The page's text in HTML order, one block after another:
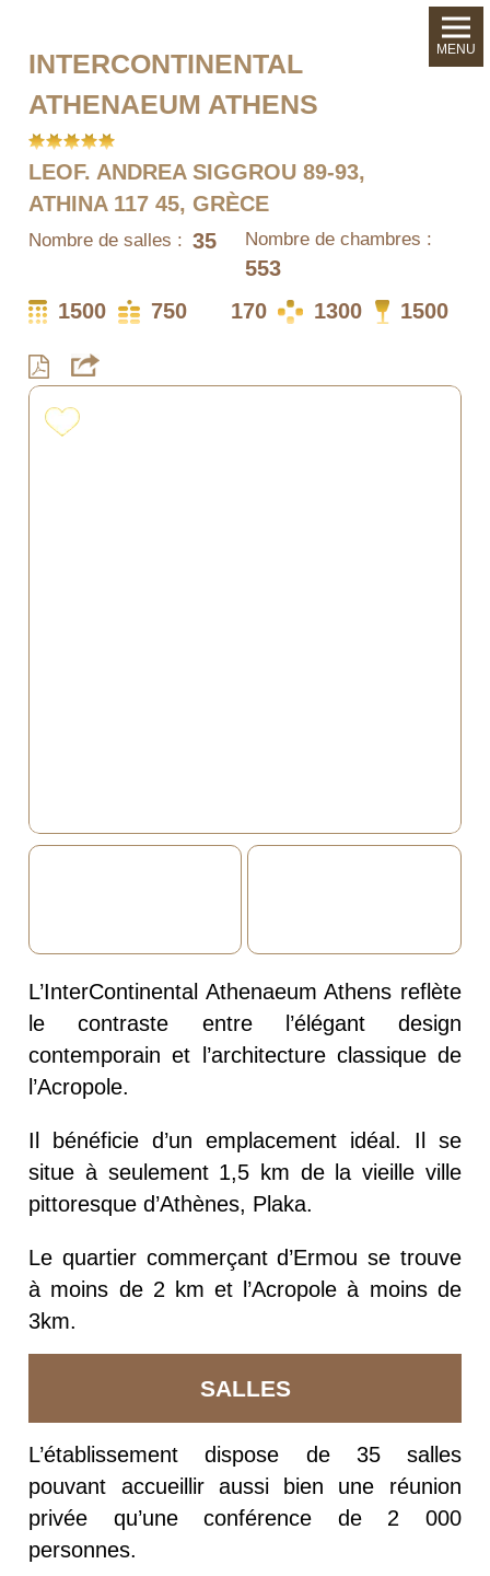
INTERCONTINENTAL
ATHENAEUM ATHENS
LEOF. ANDREA SIGGROU 89-93,
ATHINA 117 45, GRÈCE
Nombre de salles : 35 Nombre de chambres :
553
1500
750 170 1300 1500
L’InterContinental Athenaeum Athens reflète
le contraste entre l’élégant design
contemporain et l’architecture classique de
l’Acropole.
Il bénéficie d’un emplacement idéal. Il se
situe à seulement 1,5 km de la vieille ville
pittoresque d’Athènes, Plaka.
Le quartier commerçant d’Ermou se trouve
à moins de 2 km et l’Acropole à moins de
3km.
SALLES
L’établissement dispose de 35 salles
pouvant accueillir aussi bien une réunion
privée qu’une conférence de 2 000
personnes.
MENU